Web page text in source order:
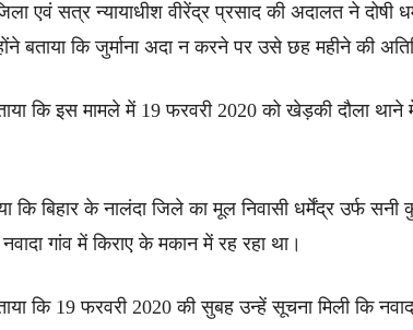
एवं सत्र न्यायाधीश वीरेंद्र प्रसाद की अदालत ने दोषी
बताया कि जुर्माना अदा न करने पर उसे छह महीने की
कि इस मामले में 19 फरवरी 2020 को खेड़की दौला
कि बिहार के नालंदा जिले का मूल निवासी धर्मेंद्र उर्फ
गांव में किराए के मकान में रह रहा था।
कि 19 फरवरी 2020 की सुबह उन्हें सूचना मिली कि